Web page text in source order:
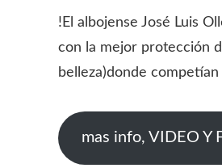
!El albojense José Luis
con la mejor protección
belleza)donde competían
mas info, VIDEO Y